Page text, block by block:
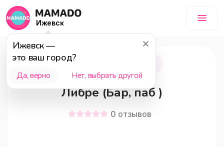
Ижевск
Ижевск—
это ваш город?
Да, верно Нет, выбрать другой
Ижевск
Либре (Бар, паб )
0 отзывов